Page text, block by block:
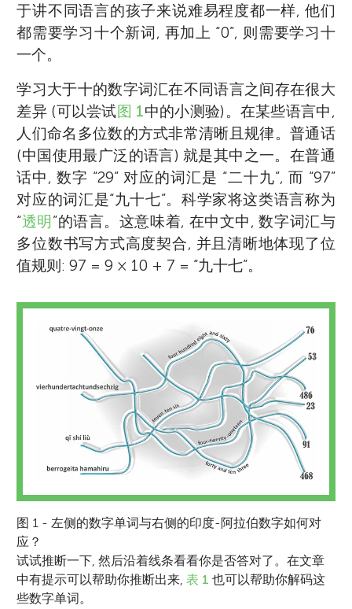
于讲不同语言的孩子来说难易程度都一样, 他们
都需要学习十个新词, 再加上 “0”, 则需要学习十
一个。
学习大于十的数字词汇在不同语言之间存在很大
差异 (可以尝试图 1中的小测验)。在某些语言中,
人们命名多位数的方式非常清晰且规律。普通话
(中国使用最广泛的语言) 就是其中之一。在普通
话中, 数字 “29” 对应的词汇是 “二十九”, 而 “97”
对应的词汇是“九十七”。科学家将这类语言称为
“透明 ”的语言。这意味着, 在中文中, 数字词汇与
多位数书写方式高度契合, 并且清晰地体现了位
值规则: 97 = 9 × 10 + 7 = “九十七”。
图 1 - 左侧的数字单词与右侧的印度-阿拉伯数字如何对
应？
试试推断一下, 然后沿着线条看看你是否答对了。在文章
中有提示可以帮助你推断出来,表 1 也可以帮助你解码这
些数字单词。